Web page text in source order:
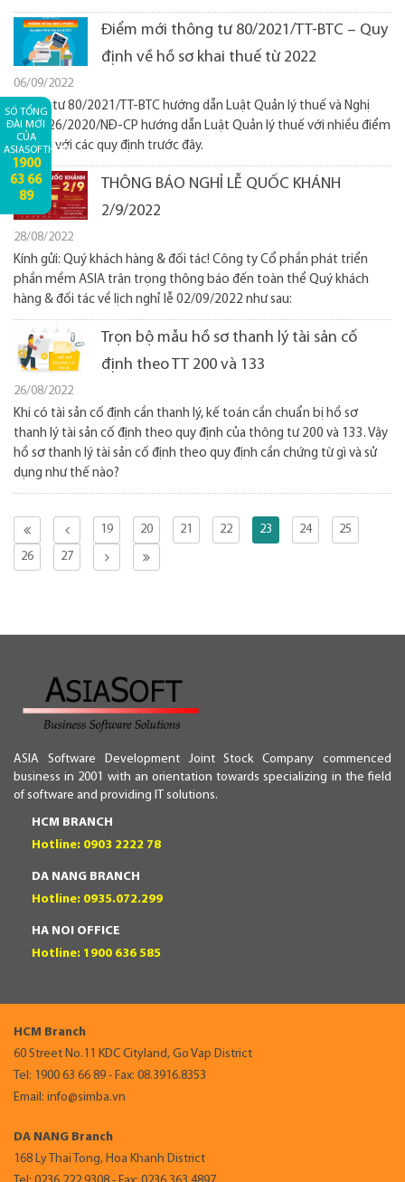
Điểm mới thông tư 80/2021/TT-BTC – Quy
định về hồ sơ khai thuế từ 2022
06/09/2022
Thông tư 80/2021/TT-BTC hướng dẫn Luật Quản lý thuế và Nghị
định 126/2020/NĐ-CP hướng dẫn Luật Quản lý thuế với nhiều điểm
mới so với các quy định trước đây.
THÔNG BÁO NGHỈ LỄ QUỐC KHÁNH
2/9/2022
28/08/2022
Kính gửi: Quý khách hàng & đối tác! Công ty Cổ phần phát triển
phần mềm ASIA trân trọng thông báo đến toàn thể Quý khách
hàng & đối tác về lịch nghỉ lễ 02/09/2022 như sau:
Trọn bộ mẫu hồ sơ thanh lý tài sản cố
định theo TT 200 và 133
26/08/2022
Khi có tài sản cố định cần thanh lý, kế toán cần chuẩn bị hồ sơ
thanh lý tài sản cố định theo quy định của thông tư 200 và 133. Vậy
hồ sơ thanh lý tài sản cố định theo quy định cần chứng từ gì và sử
dụng như thế nào?
19 20 21 22 23 24
25
26
27
ASIA Software Development Joint Stock Company commenced
business in 2001 with an orientation towards specializing in the field
of software and providing IT solutions.
HCM BRANCH
Hotline: 0903 2222 78
DA NANG BRANCH
Hotline: 0935.072.299
HA NOI OFFICE
Hotline: 1900 636 585
HCM Branch
60 Street No.11 KDC Cityland, Go Vap District
Tel: 1900 63 66 89 - Fax: 08.3916.8353
Email: info@simba.vn
DA NANG Branch
168 Ly Thai Tong, Hoa Khanh District
SỐ TỔNG
ĐÀI MỚI
CỦA
ASIASOFTHCM:
1900
63 66
89